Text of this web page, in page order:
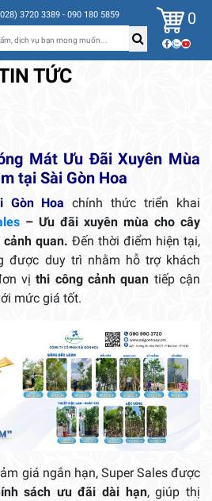
3720 3389 - 090 180 5859 0
TỨC
Mát Ưu Đãi Xuyên Mùa
tại Sài Gòn Hoa
Gòn Hoa chính thức triển khai
– Ưu đãi xuyên mùa cho cây
quan. Đến thời điểm hiện tại,
được duy trì nhằm hỗ trợ khách
vị thi công cảnh quan tiếp cận
mức giá tốt.
giá ngắn hạn, Super Sales được
sách ưu đãi dài hạn, giúp thị